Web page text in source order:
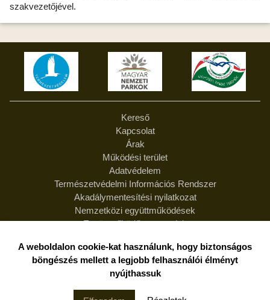
A weboldalon cookie-kat használunk, hogy biztonságos
böngészés mellett a legjobb felhasználói élményt
nyújthassuk
szakvezetőjével.
Kereső
Kapcsolat
Árak
Működési terület
Adatvédelem
Természetvédelmi Információs Rendszer
Akadálymentesítési nyilatkozat
Nemzetközi együttműködések
Együttműködő partnereink
Hírlevél leiratkozás
Felelősség
Duna-Dráva Nemzeti Park Igazgatóság